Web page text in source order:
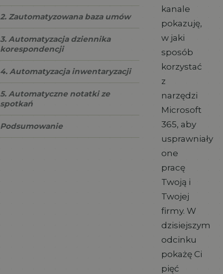
2. Zautomatyzowana baza umów
3. Automatyzacja dziennika
korespondencji
4. Automatyzacja inwentaryzacji
5. Automatyczne notatki ze
spotkań
Podsumowanie
kanale
pokazuję,
w jaki
sposób
korzystać
z
narzędzi
Microsoft
365, aby
usprawniały
one
pracę
Twoją i
Twojej
firmy. W
dzisiejszym
odcinku
pokażę Ci
pięć